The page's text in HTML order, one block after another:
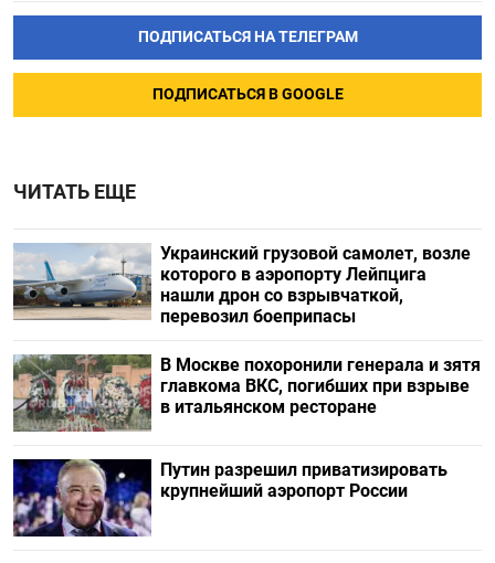
ПОДПИСАТЬСЯ НА ТЕЛЕГРАМ
ПОДПИСАТЬСЯ В GOOGLE
ЧИТАТЬ ЕЩЕ
Украинский грузовой самолет, возле
которого в аэропорту Лейпцига
нашли дрон со взрывчаткой,
перевозил боеприпасы
В Москве похоронили генерала и зятя
главкома ВКС, погибших при взрыве
в итальянском ресторане
Путин разрешил приватизировать
крупнейший аэропорт России